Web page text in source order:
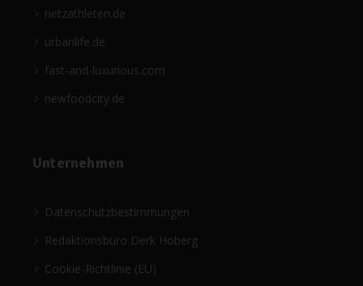
netzathleten.de
urbanlife.de
fast-and-luxurious.com
newfoodcity.de
Unternehmen
Datenschutzbestimmungen
Redaktionsbüro Derk Hoberg
Cookie-Richtlinie (EU)